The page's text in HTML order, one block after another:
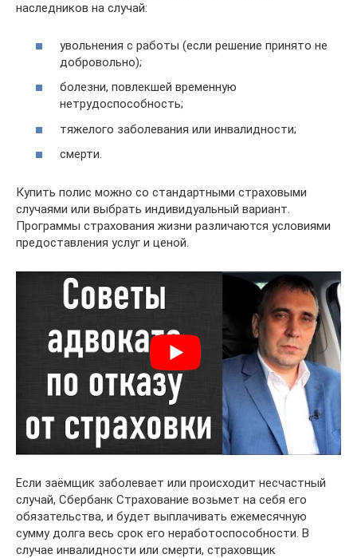
наследников на случай:
увольнения с работы (если решение принято не
добровольно);
болезни, повлекшей временную
нетрудоспособность;
тяжелого заболевания или инвалидности;
смерти.
Купить полис можно со стандартными страховыми
случаями или выбрать индивидуальный вариант.
Программы страхования жизни различаются условиями
предоставления услуг и ценой.
Если заёмщик заболевает или происходит несчастный
случай, Сбербанк Страхование возьмет на себя его
обязательства, и будет выплачивать ежемесячную
сумму долга весь срок его неработоспособности. В
случае инвалидности или смерти, страховщик